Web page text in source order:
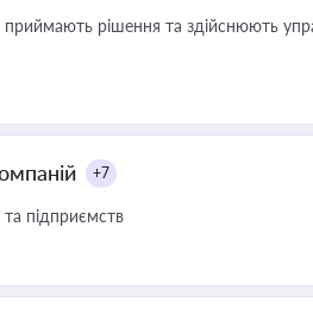
приймають рішення та здійснюють
+7
та підприємств